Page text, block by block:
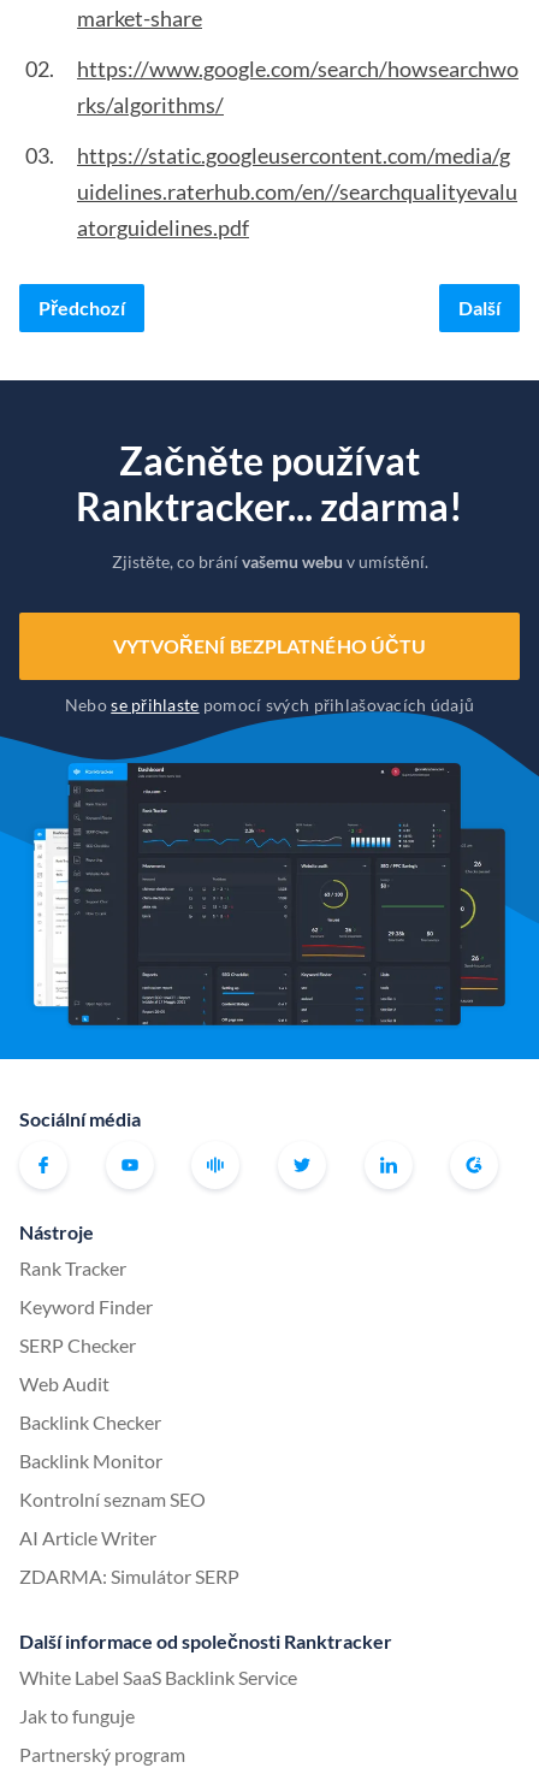
market-share
https://www.google.com/search/howsearchwo
rks/algorithms/
https://static.googleusercontent.com/media/g
uidelines.raterhub.com/en//searchqualityevalu
atorguidelines.pdf
Předchozí Další
Začněte používat
Ranktracker... zdarma!
Zjistěte, co bránívašemu webu v umístění.
VYTVOŘENÍ BEZPLATNÉHO ÚČTU
Nebose přihlaste pomocí svých přihlašovacích údajů
Sociální média
Nástroje
Rank Tracker
Keyword Finder
SERP Checker
Web Audit
Backlink Checker
Backlink Monitor
Kontrolní seznam SEO
AI Article Writer
ZDARMA: Simulátor SERP
Další informace od společnosti Ranktracker
White Label SaaS Backlink Service
Jak to funguje
Partnerský program